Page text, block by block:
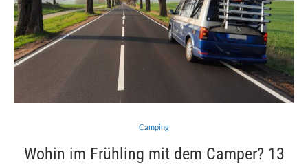
Camping
Wohin im Frühling mit dem Camper? 13